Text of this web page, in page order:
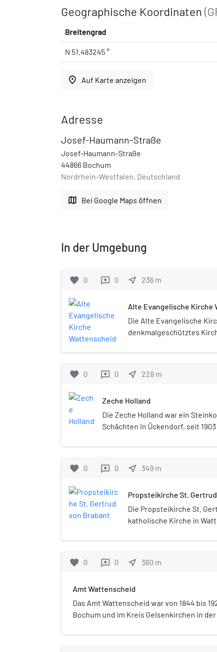
Geographische Koordinaten
Breitengrad
N 51.483245 °
place Auf Karte anzeigen
Adresse
Josef-Haumann-Straße
Josef-Haumann-Straße
44866 Bochum
Nordrhein-Westfalen, Deutschland
map Bei Google Maps öffnen
In der Umgebung
favorite 0 reviews 0 near_me 236 m
Alte Evangelische Kirche
Die Alte Evangelische
denkmalgeschütztes
Nordrhein-Westfalen.
favorite 0 reviews 0 near_me 228 m
Zeche Holland
Die Zeche Holland war ein
Schächten in Ückendorf, seit
Stadtbezirk von Bochum.
favorite 0 reviews 0 near_me 349 m
Propsteikirche St.
Die Propsteikirche St.
katholische Kirche in
favorite 0 reviews 0 near_me 360 m
Amt Wattenscheid
Das Amt Wattenscheid war von 1844 bis
Bochum und im Kreis Gelsenkirchen in